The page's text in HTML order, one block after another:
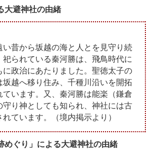
大避神社の由緒
い昔から坂越の海と人とを見守り続
祀られている秦河勝は、飛鳥時代に
に政治にあたりました。聖徳太子の
坂越へ移り住み、千種川沿いを開拓
ています。又、秦河勝は能楽（鎌倉
守り神としても知られ、神社には古
ています。（境内掲示より）
めぐり」による大避神社の由緒